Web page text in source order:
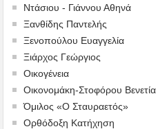
Ντάσιου - Γιάννου Αθηνά
Ξανθίδης Παντελής
Ξενοπούλου Ευαγγελία
Ξιάρχος Γεώργιος
Οικογένεια
Οικονομάκη-Στοφόρου Βενετία
Όμιλος «Ο Σταυραετός»
Ορθόδοξη Κατήχηση